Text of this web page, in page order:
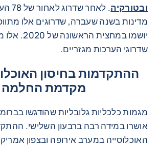
ובטורקיה
. לאחר
שדרוגי הערכות מגזריים.
ההתקדמות בחיסון
מקדמת החלמה
מגמות כלכליות גלובליות שהודגשו
אושרו במידה רבה ברבעון השלישי.
האוכלוסייה במערב אירופה ובצפון